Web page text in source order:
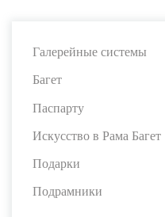
Галерейные системы
Багет
Паспарту
Искусство в Рама Багет
Подарки
Подрамники